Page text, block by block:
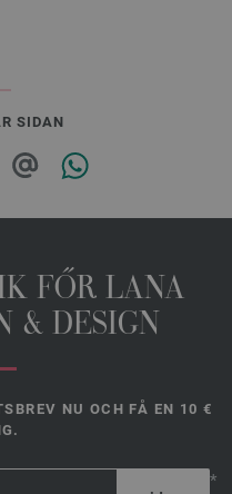
SIDAN
FŐR LANA
& DESIGN
NU OCH FÅ EN 10 €
*